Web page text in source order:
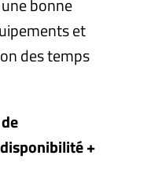
bonne
et
des temps
+